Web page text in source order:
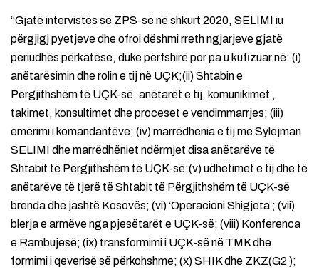
“Gjatë intervistës së ZPS-së në shkurt 2020, SELIMI iu
përgjigj pyetjeve dhe ofroi dëshmi rreth ngjarjeve gjatë
periudhës përkatëse, duke përfshirë por pa u kufizuar në: (i)
anëtarësimin dhe rolin e tij në UÇK;(ii) Shtabin e
Përgjithshëm të UÇK-së, anëtarët e tij, komunikimet ,
takimet, konsultimet dhe proceset e vendimmarrjes; (iii)
emërimi i komandantëve; (iv) marrëdhënia e tij me Sylejman
SELIMI dhe marrëdhëniet ndërmjet disa anëtarëve të
Shtabit të Përgjithshëm të UÇK-së;(v) udhëtimet e tij dhe të
anëtarëve të tjerë të Shtabit të Përgjithshëm të UÇK-së
brenda dhe jashtë Kosovës; (vi) ‘Operacioni Shigjeta’; (vii)
blerja e armëve nga pjesëtarët e UÇK-së; (viii) Konferenca
e Rambujesë; (ix) transformimi i UÇK-së në TMK dhe
formimi i qeverisë së përkohshme; (x) SHIK dhe ZKZ(G2 );